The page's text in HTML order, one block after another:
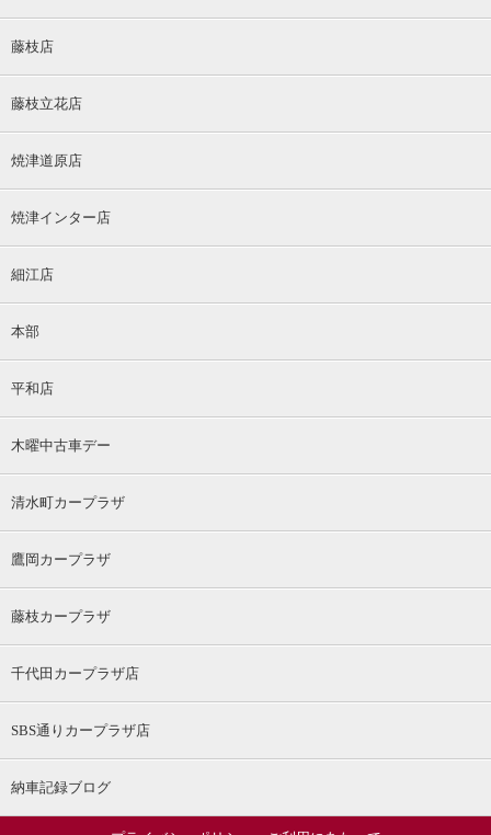
藤枝店
藤枝立花店
焼津道原店
焼津インター店
細江店
本部
平和店
木曜中古車デー
清水町カープラザ
鷹岡カープラザ
藤枝カープラザ
千代田カープラザ店
SBS通りカープラザ店
納車記録ブログ